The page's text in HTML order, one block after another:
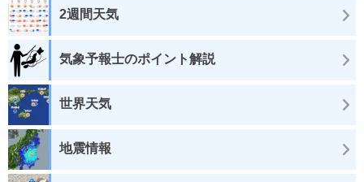
2週間天気
気象予報士のポイント解説
世界天気
地震情報